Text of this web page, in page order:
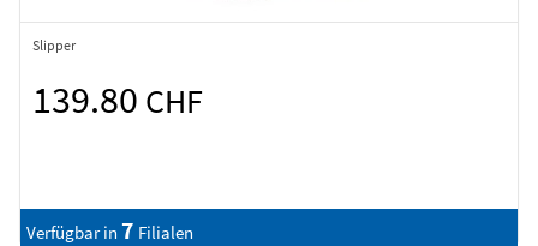
Slipper
139.80 CHF
Verfügbar in 7 Filialen